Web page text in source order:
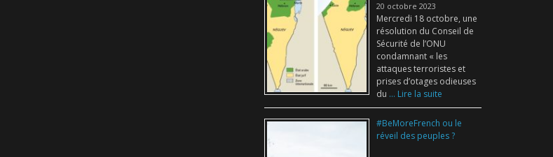
20 octobre 2023
Mercredi 18 octobre, une
résolution du Conseil de
Sécurité de l’ONU
condamnant « les
attaques terroristes et
prises d’otages odieuses
du ... Lire la suite
#BeMoreFrench ou le
réveil des peuples ?